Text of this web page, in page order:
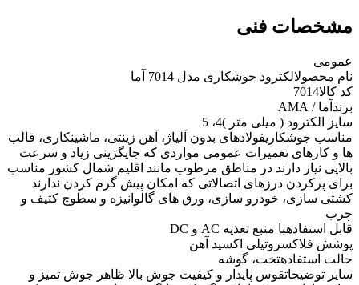
مشخصات فنی
عمومی
نام محصولالکترود جوشکاری مدل 7014 آما
کد کالا7014
برند آما / AMA
سایز الکترود ( میلی متر )4، 5
مناسب جوشکاریفولادهای بدون آلیاژ، آهن زينتی، ماشينکاری، قالب
ها و کارهای تعميرات عمومی مواردی که جایگزینی زیاد و سرعت
بالایی نیاز دارند در مناطق مرطوب مانند اقلیم شمال کشور مناسب
برای پرکردن درزهای اتصالاتی که امکان پیش گرم کردن ندارند
کشتی سازی، خودرو سازی، ورق های گالوانیزه و سطوچ کثیف و
چرب
قابل استفادهبا منبع تغذیه AC و DC
پوشش فلاکسروتیلی اکسید آهن
حالت استفادهتخت، گوشه
سایر توضیحاتقوس پایدار و کیفیت جوش بالا ظاهر جوش تمیز و